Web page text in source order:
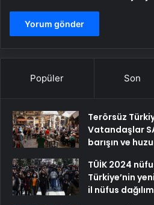
Popüler Son
Terörsüz
Vatandaşlar
barışın ve
TÜİK 2024
Türkiye’nin
il nüfus